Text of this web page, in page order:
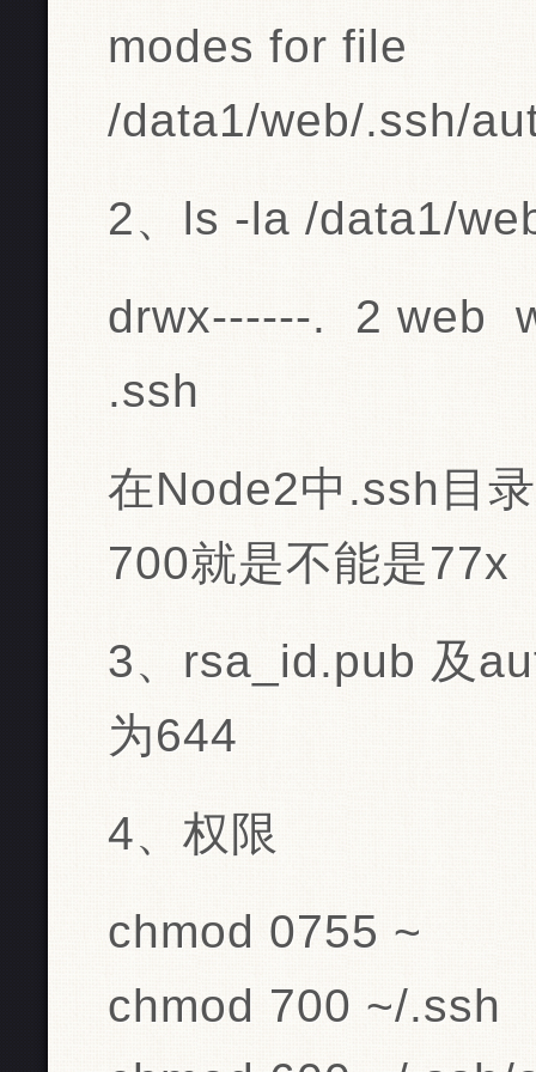
modes for file
/data1/web/.ssh/
2、ls -la /data1/
drwx------. 2 web
.ssh
在Node2中.ssh目
700就是不能是77x
3、rsa_id.pub 及
为644
4、权限
chmod 0755 ~
chmod 700 ~/.ssh